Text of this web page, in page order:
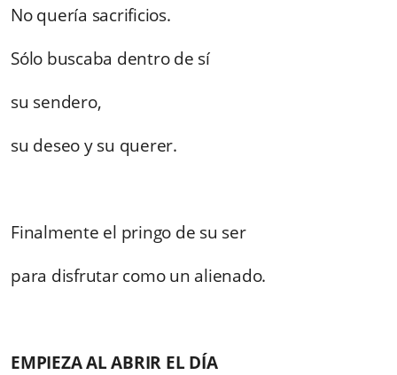
No quería sacrificios.
Sólo buscaba dentro de sí
su sendero,
su deseo y su querer.
Finalmente el pringo de su ser
para disfrutar como un alienado.
EMPIEZA AL ABRIR EL DÍA